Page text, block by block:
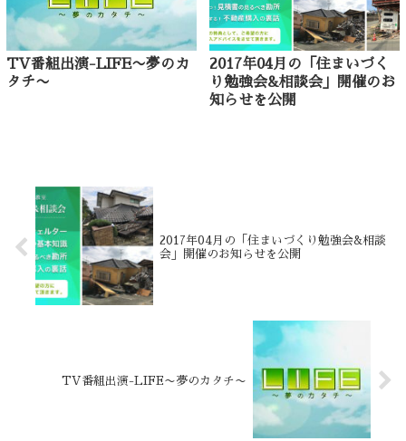
TV番組出演-LIFE〜夢のカ
タチ〜
2017年04月の「住まいづく
り勉強会&相談会」開催のお
知らせを公開
2017年04月の「住まいづくり勉強会&相談
会」開催のお知らせを公開
TV番組出演-LIFE〜夢のカタチ〜